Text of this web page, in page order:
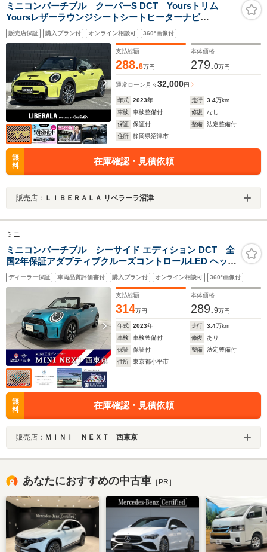
ミニコンバーチブル クーパーS DCT Yoursトリム
Yoursレザーラウンジシートシートヒーターナビ
PKGMINIApp対応CarplayBluetooth対応ナビバックカメ
ラコンフォートアクセスユニオンジャックソフトトップ
ワイヤレスチャージ
販売店保証 購入プラン付 オンライン相談可 360°画像付
支払総額
288.8万円
本体価格
279.0万円
通常ローン 月々32,000円
年式 2023年 走行 3.4万km
車検
車検整備付 修復
なし
保証
保証付 整備
法定整備付
住所
静岡県沼津市
無
料
在庫確認・見積依頼
販売店： ＬＩＢＥＲＡＬＡ リベラーラ沼津
ミニ
ミニコンバーチブル シーサイド エディション DCT 全
国2年保証アダプティブクルーズコントロールLED ヘッド
ライトDrivingAssistantパーキング アシストFシートヒー
ターRビューカメラドライビングモード
ディーラー保証 車両品質評価書付 購入プラン付 オンライン相談可 360°画像付
支払総額
314万円
本体価格
289.9万円
年式 2023年 走行 3.4万km
車検
車検整備付 修復
あり
保証
保証付 整備
法定整備付
住所
東京都小平市
無
料
在庫確認・見積依頼
販売店： ＭＩＮＩ ＮＥＸＴ 西東京
あなたにおすすめの中古車 ［PR］